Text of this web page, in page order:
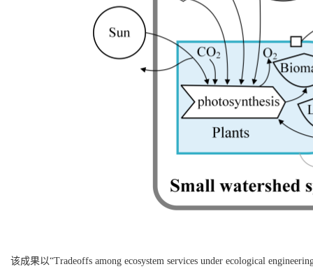
该成果以“Tradeoffs among ecosystem services under ecological